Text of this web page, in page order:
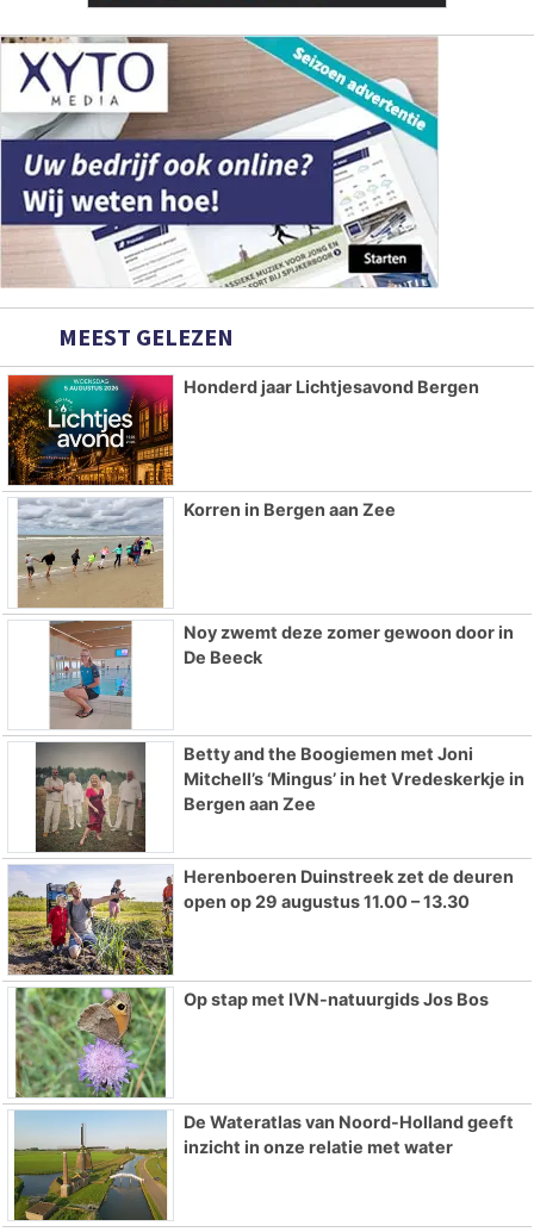
MEEST GELEZEN
Honderd jaar Lichtjesavond Bergen
Korren in Bergen aan Zee
Noy zwemt deze zomer gewoon door in
De Beeck
Betty and the Boogiemen met Joni
Mitchell’s ‘Mingus’ in het Vredeskerkje in
Bergen aan Zee
Herenboeren Duinstreek zet de deuren
open op 29 augustus 11.00 – 13.30
Op stap met IVN-natuurgids Jos Bos
De Wateratlas van Noord-Holland geeft
inzicht in onze relatie met water